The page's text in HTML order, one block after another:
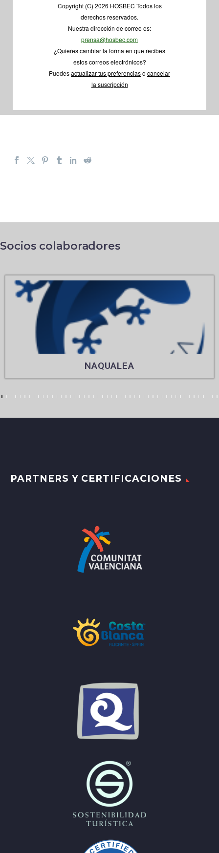
Copyright (C) 2026 HOSBEC Todos los
derechos reservados.
Nuestra dirección de correo es:
prensa@hosbec.com
¿Quieres cambiar la forma en que recibes
estos correos electrónicos?
Puedesactualizar tus preferenciaso cancelar
la suscripción
Socios colaboradores
NAQUALEA
7 8 9 1011121314151617181920212223242526272829303132333435363738394041424344454647484950
PARTNERS Y CERTIFICACIONES